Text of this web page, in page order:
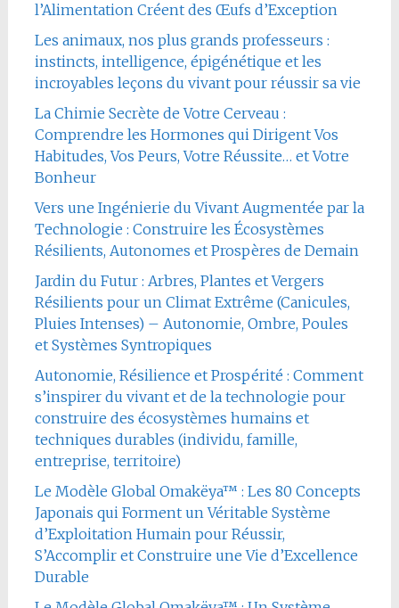
l’Alimentation Créent des Œufs d’Exception
Les animaux, nos plus grands professeurs :
instincts, intelligence, épigénétique et les
incroyables leçons du vivant pour réussir sa vie
La Chimie Secrète de Votre Cerveau :
Comprendre les Hormones qui Dirigent Vos
Habitudes, Vos Peurs, Votre Réussite… et Votre
Bonheur
Vers une Ingénierie du Vivant Augmentée par la
Technologie : Construire les Écosystèmes
Résilients, Autonomes et Prospères de Demain
Jardin du Futur : Arbres, Plantes et Vergers
Résilients pour un Climat Extrême (Canicules,
Pluies Intenses) – Autonomie, Ombre, Poules
et Systèmes Syntropiques
Autonomie, Résilience et Prospérité : Comment
s’inspirer du vivant et de la technologie pour
construire des écosystèmes humains et
techniques durables (individu, famille,
entreprise, territoire)
Le Modèle Global Omakëya™ : Les 80 Concepts
Japonais qui Forment un Véritable Système
d’Exploitation Humain pour Réussir,
S’Accomplir et Construire une Vie d’Excellence
Durable